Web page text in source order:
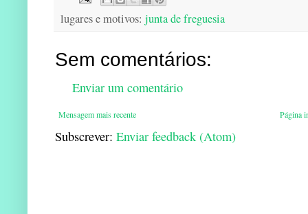
lugares e motivos: junta de freguesia
Sem comentários:
Enviar um comentário
Mensagem mais recente Página
Subscrever: Enviar feedback (Atom)